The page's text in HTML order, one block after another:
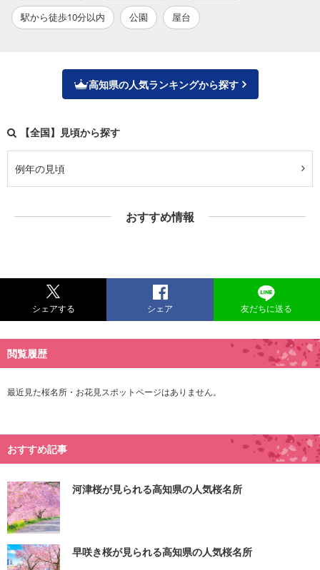
駅から徒歩10分以内 公園 屋台
高知県の人気ランキングから探す
【全国】見頃から探す
例年の見頃
おすすめ情報
シェアする シェア 友だちに送る
閲覧履歴
最近見た桜名所・お花見スポットページはありません。
おすすめ記事
河津桜が見られる高知県の人気桜名所
早咲き桜が見られる高知県の人気桜名所